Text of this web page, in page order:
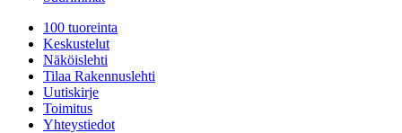
100 tuoreinta
Keskustelut
Näköislehti
Tilaa Rakennuslehti
Uutiskirje
Toimitus
Yhteystiedot